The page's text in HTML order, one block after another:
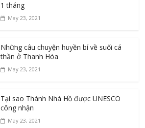
1 tháng
May 23, 2021
Những câu chuyện huyền bí về suối cá
thần ở Thanh Hóa
May 23, 2021
Tại sao Thành Nhà Hồ được UNESCO
công nhận
May 23, 2021